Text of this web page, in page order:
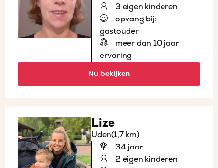
3 eigen kinderen
opvang bij:
gastouder
meer dan 10 jaar
ervaring
Nu bekijken
Lize
Uden(1,7 km)
34 jaar
2 eigen kinderen